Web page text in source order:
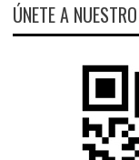
ÚNETE A